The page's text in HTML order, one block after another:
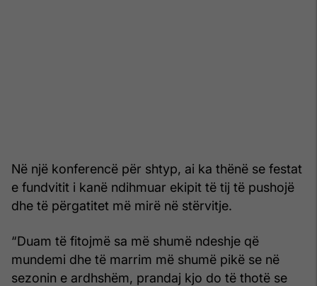
Në një konferencë për shtyp, ai ka thënë se festat
e fundvitit i kanë ndihmuar ekipit të tij të pushojë
dhe të përgatitet më mirë në stërvitje.
“Duam të fitojmë sa më shumë ndeshje që
mundemi dhe të marrim më shumë pikë se në
sezonin e ardhshëm, prandaj kjo do të thotë se